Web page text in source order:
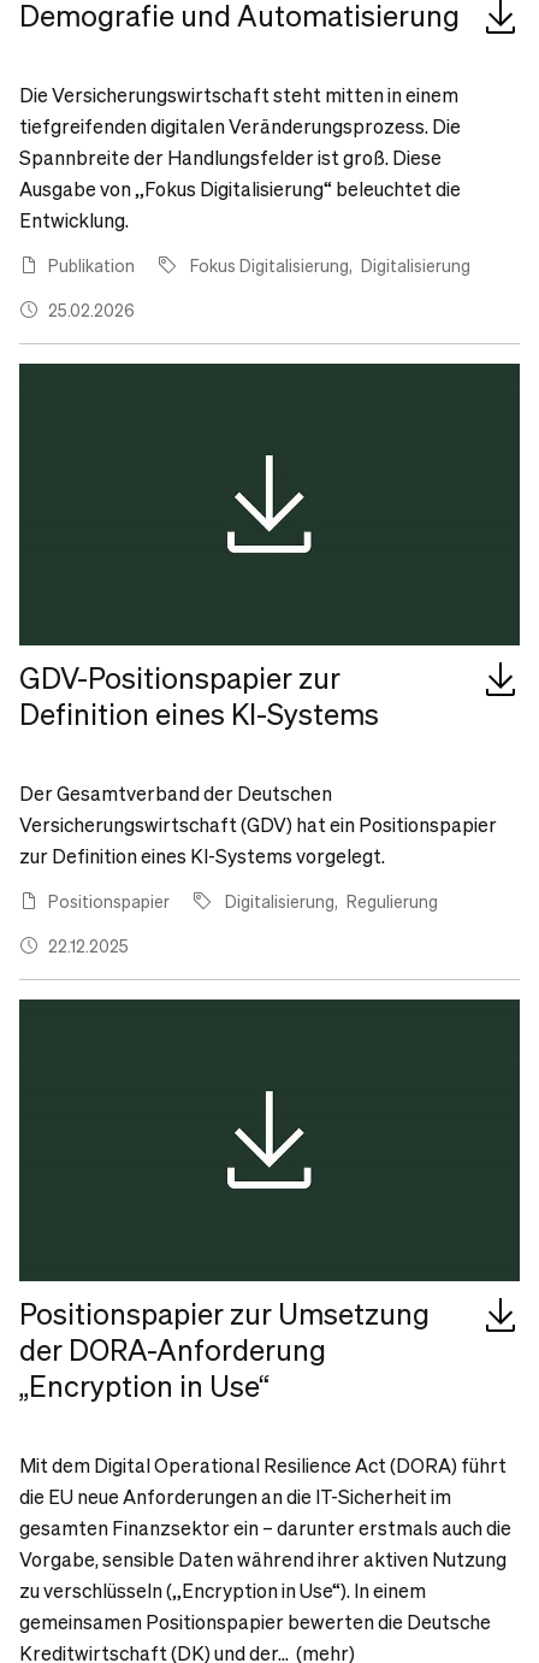
Demografie und Automatisierung
Die Versicherungswirtschaft steht mitten in einem
tiefgreifenden digitalen Veränderungsprozess. Die
Spannbreite der Handlungsfelder ist groß. Diese
Ausgabe von „Fokus Digitalisierung“ beleuchtet die
Entwicklung.
Publikation Fokus Digitalisierung Digitalisierung
25.02.2026
GDV-Positionspapier zur
Definition eines KI-Systems
Der Gesamtverband der Deutschen
Versicherungswirtschaft (GDV) hat ein Positionspapier
zur Definition eines KI-Systems vorgelegt.
Positionspapier Digitalisierung Regulierung
22.12.2025
Positionspapier zur Umsetzung
der DORA-Anforderung
„Encryption in Use“
Mit dem Digital Operational Resilience Act (DORA) führt
die EU neue Anforderungen an die IT-Sicherheit im
gesamten Finanzsektor ein – darunter erstmals auch die
Vorgabe, sensible Daten während ihrer aktiven Nutzung
zu verschlüsseln („Encryption in Use“). In einem
gemeinsamen Positionspapier bewerten die Deutsche
Kreditwirtschaft (DK) und der... (mehr)